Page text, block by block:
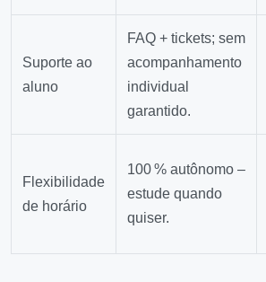
Suporte ao
aluno
FAQ + tickets; sem
acompanhamento
individual
garantido.
Flexibilidade
de horário
100 % autônomo –
estude quando
quiser.